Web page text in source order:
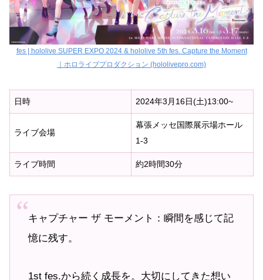
fes | hololive SUPER EXPO 2024 & hololive 5th fes. Capture the Moment
｜ホロライブプロダクション (hololivepro.com)
日時 2024年3月16日(土)13:00~
ライブ会場
幕張メッセ国際展示場ホール
1-3
ライブ時間 約2時間30分
キャプチャー ザ モーメント：瞬間を感じて記
憶に残す。
1st fes.から続く成長を。大切にしてきた想い